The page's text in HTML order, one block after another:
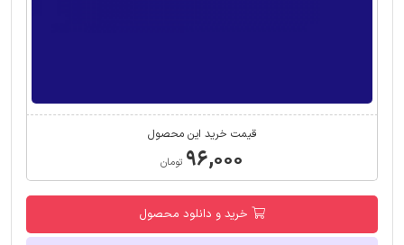
قیمت خرید این محصول
۹۶,۰۰۰ تومان
خرید و دانلود محصول